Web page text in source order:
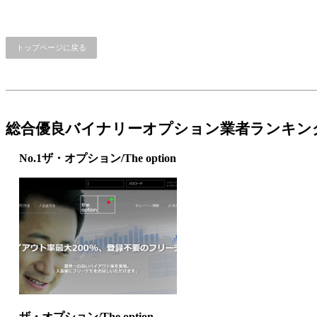
トップページに戻る
総合優良バイナリーオプション業者ランキン
No.1ザ・オプション/The option